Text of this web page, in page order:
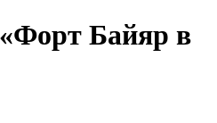
Байяр в